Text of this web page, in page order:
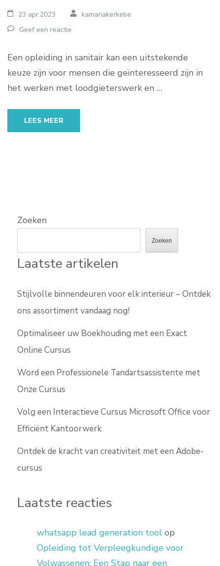
23 apr,2023
kamariakerkebe
Geef een reactie
Een opleiding in sanitair kan een uitstekende
keuze zijn voor mensen die geïnteresseerd zijn in
het werken met loodgieterswerk en …
LEES MEER
Zoeken
Zoeken
Laatste artikelen
Stijlvolle binnendeuren voor elk interieur – Ontdek
ons assortiment vandaag nog!
Optimaliseer uw Boekhouding met een Exact
Online Cursus
Word een Professionele Tandartsassistente met
Onze Cursus
Volg een Interactieve Cursus Microsoft Office voor
Efficiënt Kantoorwerk
Ontdek de kracht van creativiteit met een Adobe-
cursus
Laatste reacties
whatsapp lead generation tool op
Opleiding tot Verpleegkundige voor
Volwassenen: Een Stap naar een